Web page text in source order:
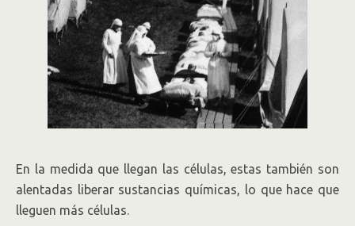
En la medida que llegan las células, estas también son
alentadas liberar sustancias químicas, lo que hace que
lleguen más células.